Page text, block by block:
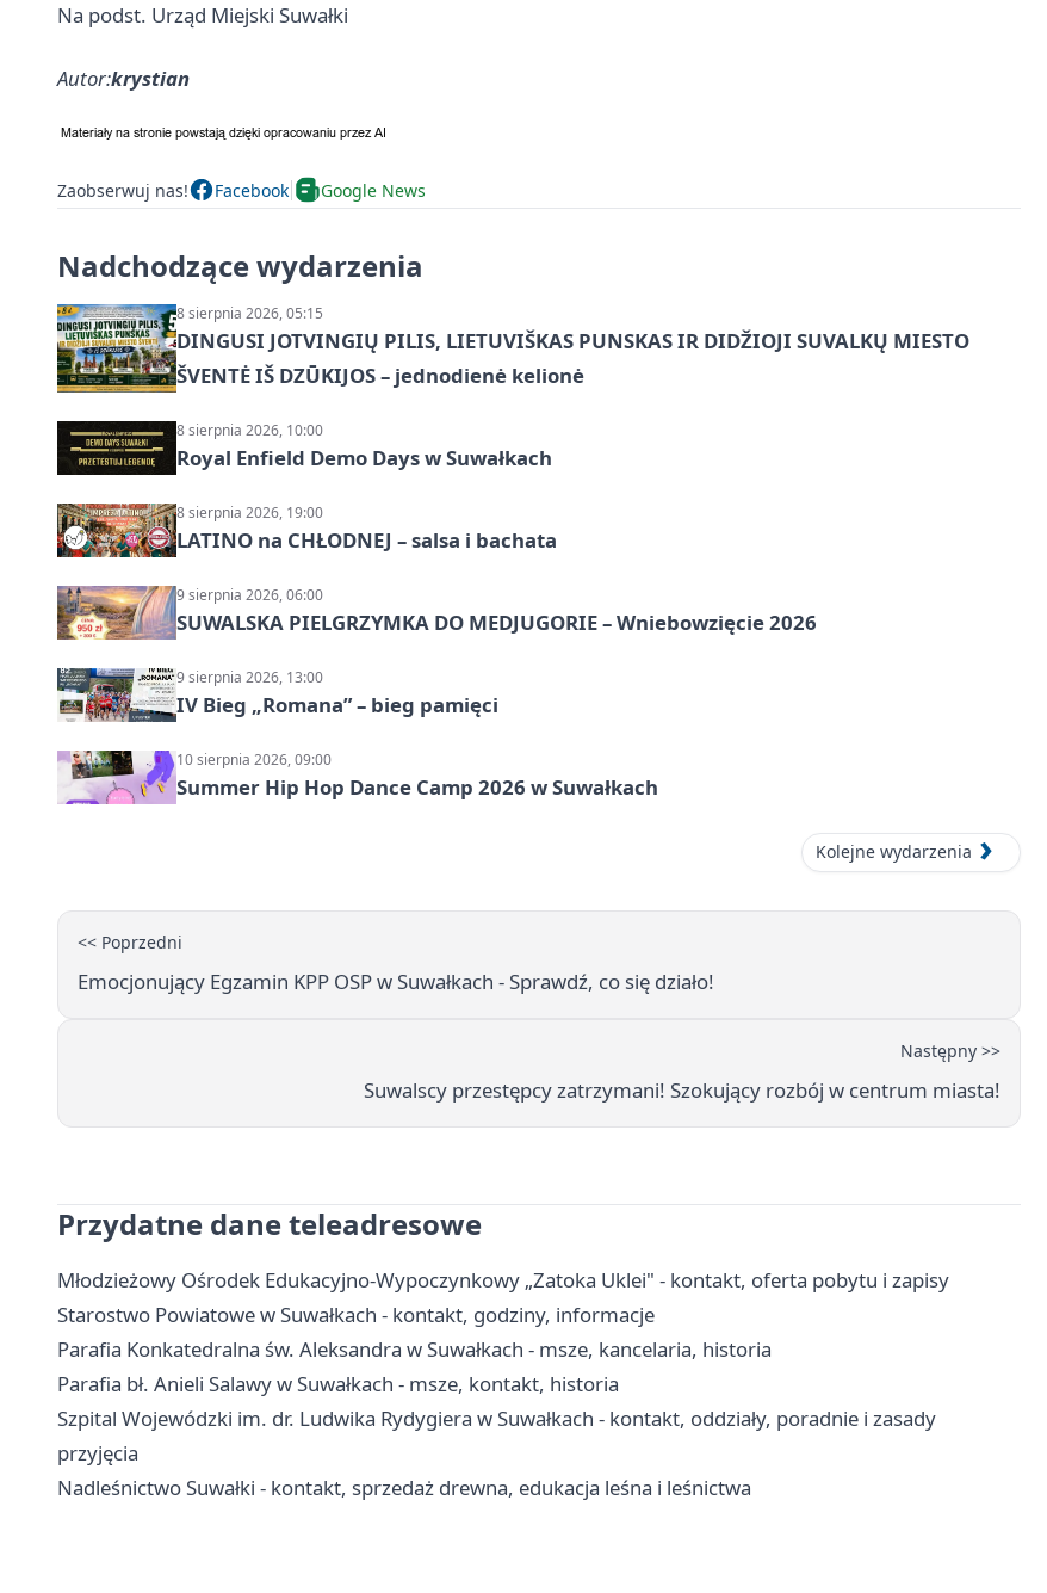
Na podst. Urząd Miejski Suwałki
Autor:krystian
Zaobserwuj nas! Facebook Google News
Nadchodzące wydarzenia
8 sierpnia 2026, 05:15
DINGUSI JOTVINGIŲ PILIS, LIETUVIŠKAS PUNSKAS IR DIDŽIOJI SUVALKŲ MIESTO
ŠVENTĖ IŠ DZŪKIJOS – jednodienė kelionė
8 sierpnia 2026, 10:00
Royal Enfield Demo Days w Suwałkach
8 sierpnia 2026, 19:00
LATINO na CHŁODNEJ – salsa i bachata
9 sierpnia 2026, 06:00
SUWALSKA PIELGRZYMKA DO MEDJUGORIE – Wniebowzięcie 2026
9 sierpnia 2026, 13:00
IV Bieg „Romana” – bieg pamięci
10 sierpnia 2026, 09:00
Summer Hip Hop Dance Camp 2026 w Suwałkach
Kolejne wydarzenia
<< Poprzedni
Emocjonujący Egzamin KPP OSP w Suwałkach - Sprawdź, co się działo!
Następny >>
Suwalscy przestępcy zatrzymani! Szokujący rozbój w centrum miasta!
Przydatne dane teleadresowe
Młodzieżowy Ośrodek Edukacyjno-Wypoczynkowy „Zatoka Uklei" - kontakt, oferta pobytu i zapisy
Starostwo Powiatowe w Suwałkach - kontakt, godziny, informacje
Parafia Konkatedralna św. Aleksandra w Suwałkach - msze, kancelaria, historia
Parafia bł. Anieli Salawy w Suwałkach - msze, kontakt, historia
Szpital Wojewódzki im. dr. Ludwika Rydygiera w Suwałkach - kontakt, oddziały, poradnie i zasady
przyjęcia
Nadleśnictwo Suwałki - kontakt, sprzedaż drewna, edukacja leśna i leśnictwa